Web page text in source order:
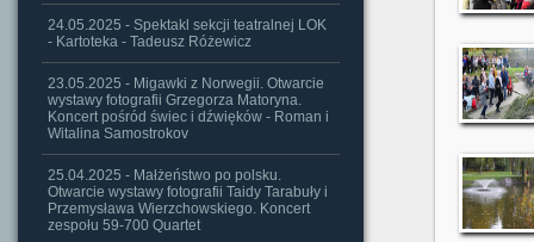
24.05.2025 - Spektakl sekcji teatralnej LOK
- Kartoteka - Tadeusz Różewicz
23.05.2025 - Migawki z Norwegii. Otwarcie
wystawy fotografii Grzegorza Matoryna.
Koncert pośród świec i dźwięków - Roman i
Witalina Samostrokov
25.04.2025 - Małżeństwo po polsku.
Otwarcie wystawy fotografii Taidy Tarabuły i
Przemysława Wierzchowskiego. Koncert
zespołu 59-700 Quartet